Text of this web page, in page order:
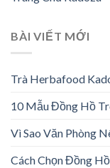
BÀI VIẾT MỚI
Trà Herbafood
10 Mẫu Đồng Hồ
Vì Sao Văn Phòng
Cách Chọn Đồng